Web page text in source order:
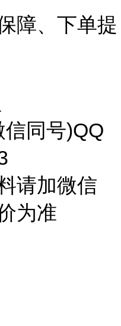
障、下单提
同号)QQ
请加微信
为准